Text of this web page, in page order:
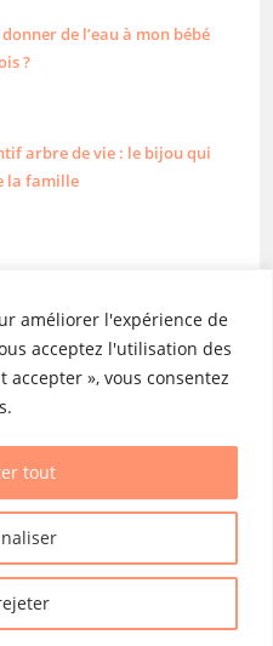
améliorer l'expérience de
acceptez l'utilisation des
accepter », vous consentez
tout
de l’eau à mon bébé
?
arbre de vie : le bijou qui
la famille
Catégories
Bébé
Enfant
Mamans